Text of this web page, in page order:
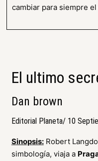
cambiar para siempre
El ultimo
Dan brown
Editorial Planeta/ 10
Sinopsis:Robert
simbología, viaja a